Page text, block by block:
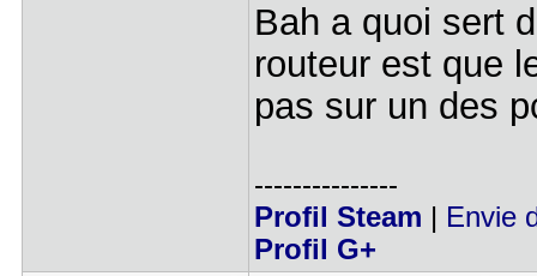
Bah a quoi sert
routeur est que
pas sur un des
---------------
Profil Steam | Envie
Profil G+